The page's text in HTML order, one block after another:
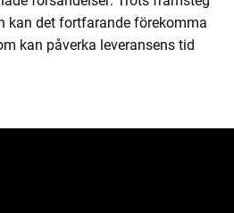
kan det fortfarande förekomma
kan påverka leveransens tid